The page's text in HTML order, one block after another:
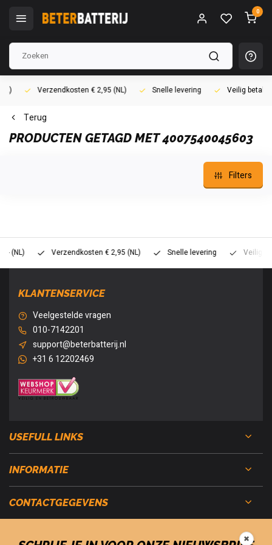
0
Verzendkosten € 2,95 (NL) Snelle levering Veilig betalen
Terug
PRODUCTEN GETAGD MET 4007540045603
Filters
Verzendkosten € 2,95 (NL) Snelle levering Veilig
KLANTENSERVICE
Veelgestelde vragen
010-7142201
support@beterbatterij.nl
+31 6 12202469
USEFULL LINKS
INFORMATIE
CONTACTGEGEVENS
✖